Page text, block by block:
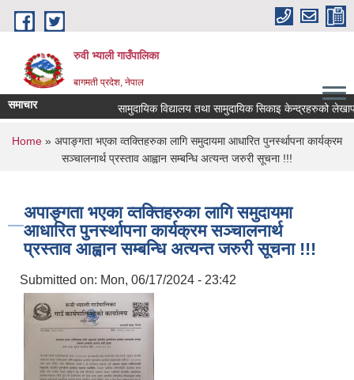
Skip to main content
रुवी भ्याली गाउँपालिका
बागमती प्रदेश, नेपाल
समाचार सामुदायिक विद्यालय तथा सामुदायिक सिकाइ केन्द्रहरुको
You are here
Home » अपाङ्गता भएका व्तक्तिहरुका लागि समुदायमा आधारित पुनर्स्थापना कार्यक्रम
सञ्चालनार्थ प्रस्ताव आह्वान सम्बन्धि अत्यन्त जरुरी सूचना !!!
अपाङ्गता भएका व्तक्तिहरुका लागि समुदायमा
आधारित पुनर्स्थापना कार्यक्रम सञ्चालनार्थ
प्रस्ताव आह्वान सम्बन्धि अत्यन्त जरुरी सूचना !!!
Submitted on: Mon, 06/17/2024 - 23:42